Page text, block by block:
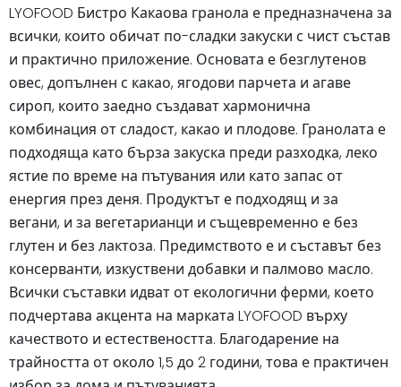
LYOFOOD Бистро Какаова гранола е предназначена за
всички, които обичат по-сладки закуски с чист състав
и практично приложение. Основата е безглутенов
овес, допълнен с какао, ягодови парчета и агаве
сироп, които заедно създават хармонична
комбинация от сладост, какао и плодове. Гранолата е
подходяща като бърза закуска преди разходка, леко
ястие по време на пътувания или като запас от
енергия през деня. Продуктът е подходящ и за
вегани, и за вегетарианци и същевременно е без
глутен и без лактоза. Предимството е и съставът без
консерванти, изкуствени добавки и палмово масло.
Всички съставки идват от екологични ферми, което
подчертава акцента на марката LYOFOOD върху
качеството и естествеността. Благодарение на
трайността от около 1,5 до 2 години, това е практичен